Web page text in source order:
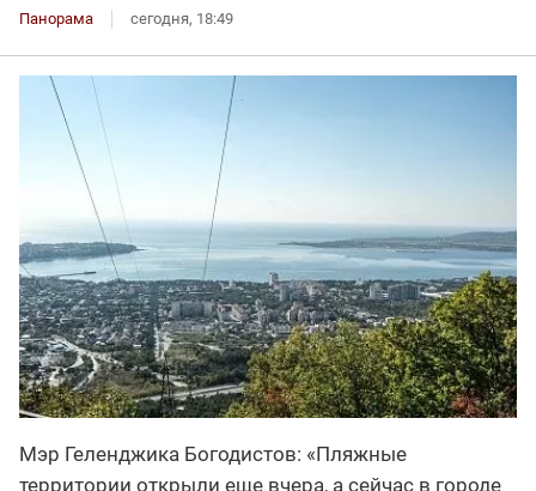
Панорама сегодня, 18:49
Мэр Геленджика Богодистов: «Пляжные
территории открыли еще вчера, а сейчас в городе